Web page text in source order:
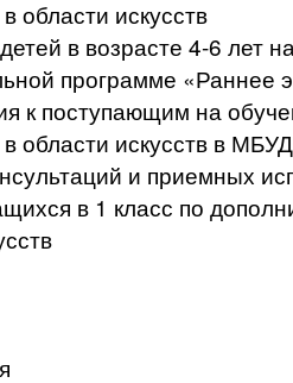
области искусств
в возрасте 4-6 лет
программе «Раннее
к поступающим на
области искусств в
и приемных
в 1 класс по